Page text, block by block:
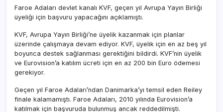
Faroe Adaları devlet kanalı KVF, geçen yıl Avrupa Yayın Birliği
üyeliği için başvuru yapacağını açıklamıştı.
KVF, Avrupa Yayın Birliği’ne üyelik kazanmak için planlar
üzerinde çalışmaya devam ediyor. KVF, üyelik için en az beş yıl
boyunca destek sağlanması gerektiğini bildirdi. KVF’nin üyelik
ve Eurovision’a katılım ücreti için en az 200 bin Euro ödemesi
gerekiyor.
Geçen yıl Faroe Adaları’ndan Danimarka’yı temsil eden Reiley
finale kalamamıştı. Faroe Adaları, 2010 yılında Eurovision’a
katılmak için başvuruda bulunmuş ancak reddedilmişti.